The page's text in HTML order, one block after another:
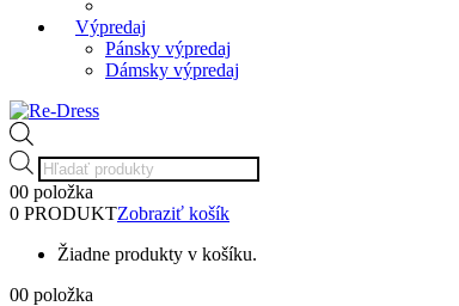
Výpredaj
Pánsky výpredaj
Dámsky výpredaj
Products
search
00 položka
0 PRODUKTZobraziť košík
Žiadne produkty v košíku.
00 položka